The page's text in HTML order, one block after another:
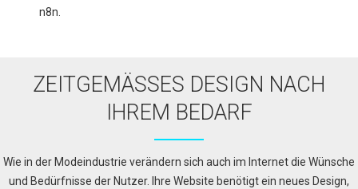
n8n.
ZEITGEMÄSSES DESIGN NACH I
HREM BEDARF
Wie in der Modeindustrie verändern sich auch im Internet die Wünsche
und Bedürfnisse der Nutzer. Ihre Website benötigt ein neues Design,